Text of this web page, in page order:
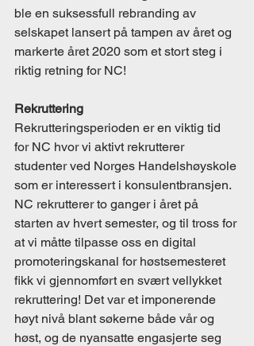
ble en suksessfull rebranding av
selskapet lansert på tampen av året og
markerte året 2020 som et stort steg i
riktig retning for NC!
Rekruttering
Rekrutteringsperioden er en viktig tid
for NC hvor vi aktivt rekrutterer
studenter ved Norges Handelshøyskole
som er interessert i konsulentbransjen.
NC rekrutterer to ganger i året på
starten av hvert semester, og til tross for
at vi måtte tilpasse oss en digital
promoteringskanal for høstsemesteret
fikk vi gjennomført en svært vellykket
rekruttering! Det var et imponerende
høyt nivå blant søkerne både vår og
høst, og de nyansatte engasjerte seg